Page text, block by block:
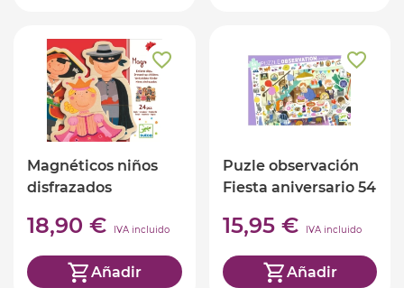
Magnéticos niños
disfrazados
18,90 € IVA incluido
Añadir
Puzle observación
Fiesta aniversario 54
15,95 € IVA incluido
Añadir